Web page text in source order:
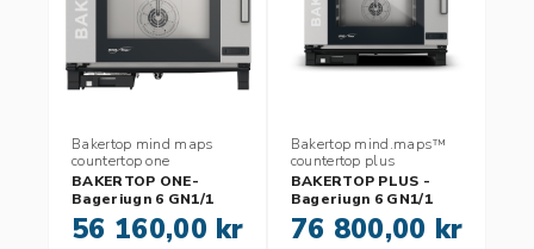
Bakertop mind maps
countertop one
BAKERTOP ONE-
Bageriugn 6 GN1/1
56 160,00 kr
Bakertop mind.maps™
countertop plus
BAKERTOP PLUS -
Bageriugn 6 GN1/1
76 800,00 kr